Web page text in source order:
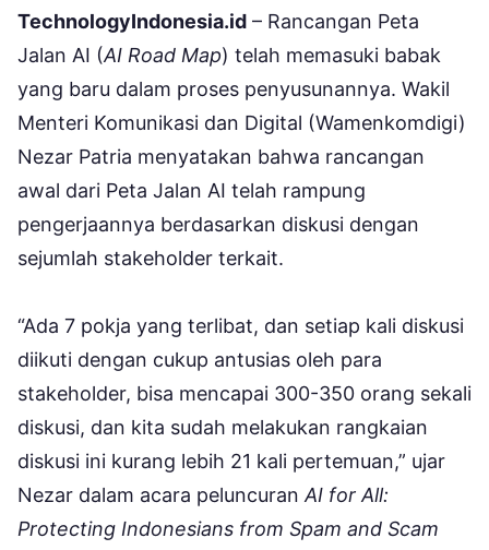
TechnologyIndonesia.id – Rancangan Peta
Jalan AI (AI Road Map) telah memasuki babak
yang baru dalam proses penyusunannya. Wakil
Menteri Komunikasi dan Digital (Wamenkomdigi)
Nezar Patria menyatakan bahwa rancangan
awal dari Peta Jalan AI telah rampung
pengerjaannya berdasarkan diskusi dengan
sejumlah stakeholder terkait.
“Ada 7 pokja yang terlibat, dan setiap kali diskusi
diikuti dengan cukup antusias oleh para
stakeholder, bisa mencapai 300-350 orang sekali
diskusi, dan kita sudah melakukan rangkaian
diskusi ini kurang lebih 21 kali pertemuan,” ujar
Nezar dalam acara peluncuran AI for All:
Protecting Indonesians from Spam and Scam